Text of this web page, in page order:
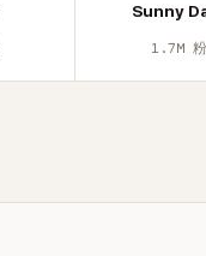
Sunny
1.7M